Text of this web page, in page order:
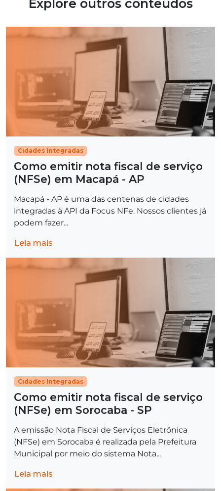
Explore outros conteúdos
Cidades Integradas
Como emitir nota fiscal de serviço
(NFSe) em Macapá - AP
Macapá - AP é uma das centenas de cidades
integradas à API da Focus NFe. Nossos clientes já
podem fazer...
Leia mais
Cidades Integradas
Como emitir nota fiscal de serviço
(NFSe) em Sorocaba - SP
A emissão Nota Fiscal de Serviços Eletrônica
(NFSe) em Sorocaba é realizada pela Prefeitura
Municipal por meio do sistema Nota...
Leia mais